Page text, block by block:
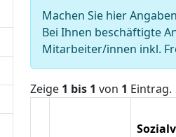
Machen Sie hier
Bei Ihnen beschäftigte
Mitarbeiter/innen inkl.
Zeige 1 bis 1 von 1 Eintrag.